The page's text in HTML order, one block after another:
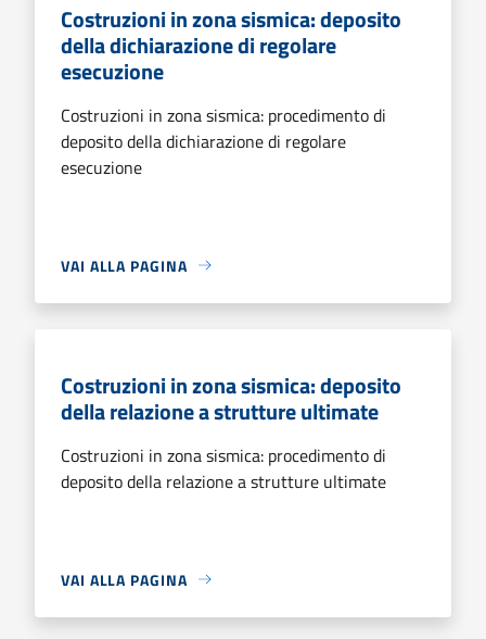
Costruzioni in zona sismica: deposito
della dichiarazione di regolare
esecuzione
Costruzioni in zona sismica: procedimento di
deposito della dichiarazione di regolare
esecuzione
VAI ALLA PAGINA
Costruzioni in zona sismica: deposito
della relazione a strutture ultimate
Costruzioni in zona sismica: procedimento di
deposito della relazione a strutture ultimate
VAI ALLA PAGINA